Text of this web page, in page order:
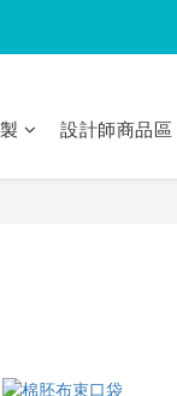
設計師商品區